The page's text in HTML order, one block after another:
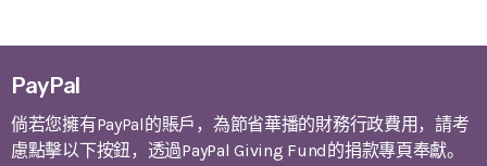
PayPal
倘若您擁有PayPal的賬戶，為節省華播的財務行政費用，請考
慮點擊以下按鈕，透過PayPal Giving Fund的捐款專頁奉獻。